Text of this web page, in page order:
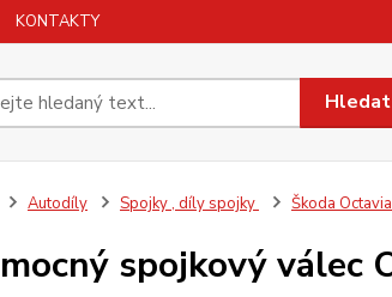
KONTAKTY
Hledat
Autodíly Spojky , díly spojky Škoda
spojkový válec